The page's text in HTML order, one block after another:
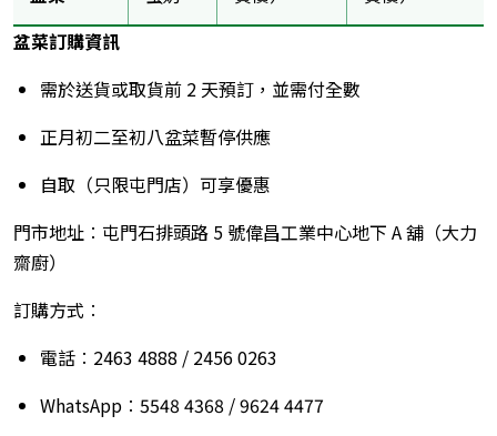
盆菜訂購資訊
需於送貨或取貨前 2 天預訂，並需付全數
正月初二至初八盆菜暫停供應
自取（只限屯門店）可享優惠
門市地址︰屯門石排頭路 5 號偉昌工業中心地下 A 舖（大力
齋廚）
訂購方式︰
電話︰2463 4888 / 2456 0263
WhatsApp︰5548 4368 / 9624 4477